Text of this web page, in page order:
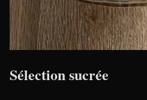
Sélection sucrée